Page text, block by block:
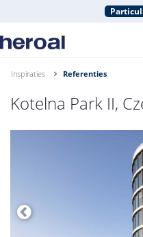
Inspiraties Referenties
Kotelna Park II,